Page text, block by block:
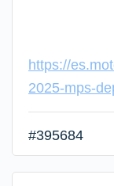
https://
2025-mps-
#395684